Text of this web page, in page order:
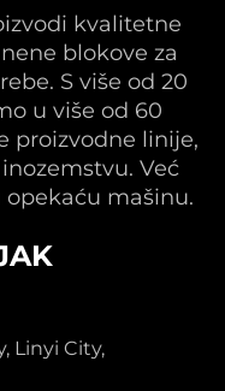
kvalitetne
blokove za
S više od 20
u više od 60
proizvodne linije,
Već
mašinu.
Linyi City,